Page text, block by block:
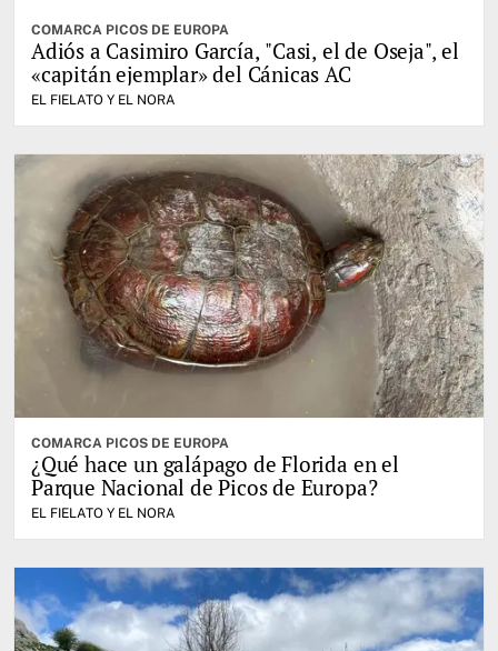
COMARCA PICOS DE EUROPA
Adiós a Casimiro García, "Casi, el de Oseja", el
«capitán ejemplar» del Cánicas AC
EL FIELATO Y EL NORA
COMARCA PICOS DE EUROPA
¿Qué hace un galápago de Florida en el
Parque Nacional de Picos de Europa?
EL FIELATO Y EL NORA